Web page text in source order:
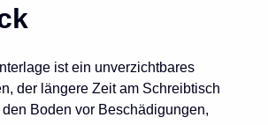
ist ein unverzichtbares
der längere Zeit am Schreibtisch
Boden vor Beschädigungen,